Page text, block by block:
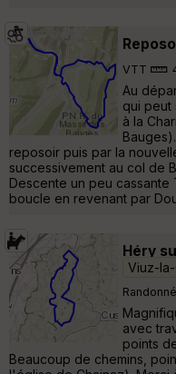
VTT
Au
qui peut
à la
reposoir puis par la
successivement au col de
Descente un peu
boucle en revenant par
Héry
Viuz-
avec
points
Beaucoup de chemins,